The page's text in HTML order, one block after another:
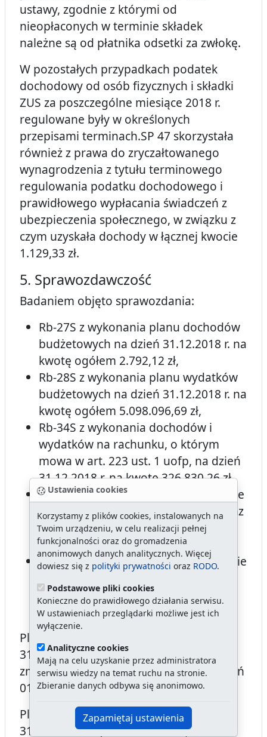
Ustawienia cookies
Korzystamy z plików cookies, instalowanych na
Twoim urządzeniu, w celu realizacji pełnej
funkcjonalności oraz do gromadzenia
anonimowych danych analitycznych. Więcej
dowiesz się z polityki prywatności oraz RODO.
Podstawowe pliki cookies
Konieczne do prawidłowego działania serwisu.
W ustawieniach przeglądarki możliwe jest ich
wyłączenie.
Analityczne cookies
Mają na celu uzyskanie przez administratora
serwisu wiedzy na temat ruchu na stronie.
Zbieranie danych odbywa się anonimowo.
Zapamiętaj ustawienia
ustawy, zgodnie z którymi od
nieopłaconych w terminie składek
należne są od płatnika odsetki za zwłokę.
W pozostałych przypadkach podatek
dochodowy od osób fizycznych i składki
ZUS za poszczególne miesiące 2018 r.
regulowane były w określonych
przepisami terminach.SP 47 skorzystała
również z prawa do zryczałtowanego
wynagrodzenia z tytułu terminowego
regulowania podatku dochodowego i
prawidłowego wypłacania świadczeń z
ubezpieczenia społecznego, w związku z
czym uzyskała dochody w łącznej kwocie
1.129,33 zł.
5. Sprawozdawczość
Badaniem objęto sprawozdania:
Rb-27S z wykonania planu dochodów
budżetowych na dzień 31.12.2018 r. na
kwotę ogółem 2.792,12 zł,
Rb-28S z wykonania planu wydatków
budżetowych na dzień 31.12.2018 r. na
kwotę ogółem 5.098.096,69 zł,
Rb-34S z wykonania dochodów i
wydatków na rachunku, o którym
mowa w art. 223 ust. 1 uofp, na dzień
31.12.2018 r. na kwotę 326.830,26 zł,
Rb-Z kwartalne sprawozdanie o stanie
zobowiązań wg tytułów dłużnych oraz
poręczeń i gwarancji na dzień
31.12.2018 r. - brak zobowiązań,
Rb-N kwartalne sprawozdanie o stanie
finansowych na dzień 31.12.2018 r. –
brak należności.
Plan dochodów budżetowych na dzień
31.12.2018 r. wyniósł 3.972 zł i nie uległ
zmianie w porównaniu z planem na dzień
01.01.2018 r.
Plan wydatków budżetowych na dzień
31.12.2018 r. wyniósł 5.099.826,85 zł i